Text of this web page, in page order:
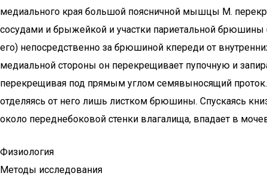
медиального края большой поясничной мышцы М.
сосудами и брыжейкой и участки париетальной брюшины
его) непосредственно за брюшиной кпереди от
медиальной стороны он перекрещивает пупочную и
перекрещивая под прямым углом семявыносящий
отделяясь от него лишь листком брюшины. Спускаясь
около переднебоковой стенки влагалища, впадает в
Физиология
Методы исследования